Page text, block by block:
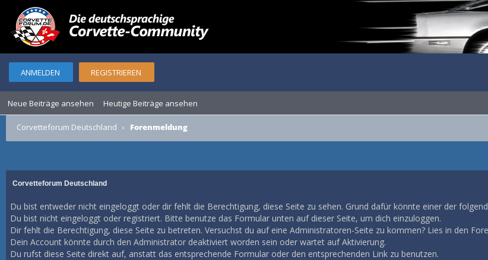
ANMELDEN REGISTRIEREN
Neue Beiträge ansehen Heutige Beiträge ansehen
Corvetteforum Deutschland › Forenmeldung
Corvetteforum Deutschland
Du bist entweder nicht eingeloggt oder dir fehlt die Berechtigung, diese Seite zu sehen. Grund dafür könnte einer der
Du bist nicht eingeloggt oder registriert. Bitte benutze das Formular unten auf dieser Seite, um dich einzuloggen.
Dir fehlt die Berechtigung, diese Seite zu betreten. Versuchst du auf eine Administratoren-Seite zu kommen? Lies in den
Dein Account könnte durch den Administrator deaktiviert worden sein oder wartet auf Aktivierung.
Du rufst diese Seite direkt auf, anstatt das entsprechende Formular oder den entsprechenden Link zu benutzen.